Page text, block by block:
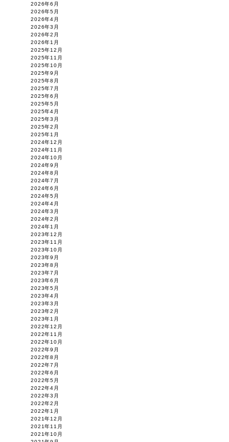
2026年6月
2026年5月
2026年4月
2026年3月
2026年2月
2026年1月
2025年12月
2025年11月
2025年10月
2025年9月
2025年8月
2025年7月
2025年6月
2025年5月
2025年4月
2025年3月
2025年2月
2025年1月
2024年12月
2024年11月
2024年10月
2024年9月
2024年8月
2024年7月
2024年6月
2024年5月
2024年4月
2024年3月
2024年2月
2024年1月
2023年12月
2023年11月
2023年10月
2023年9月
2023年8月
2023年7月
2023年6月
2023年5月
2023年4月
2023年3月
2023年2月
2023年1月
2022年12月
2022年11月
2022年10月
2022年9月
2022年8月
2022年7月
2022年6月
2022年5月
2022年4月
2022年3月
2022年2月
2022年1月
2021年12月
2021年11月
2021年10月